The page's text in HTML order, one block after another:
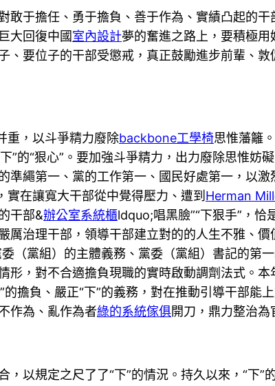
敢于擔任、勇于擔負、善于作為、實績凸起的
大回復中國室內設計夢的奮進之路上，要積極
、要位子的干部受懲戒，真正鼓勵進步前輩、
重，以斗爭精力廢除backbone工學椅思惟藩籬
”的“狠心”。要加強斗爭精力，出力廢除思惟
準繩第一、黨的工作第一、國民好處第一，以
實在讓寬大干部從中覺得壓力、遭到 Herman
干部&辦公室系統櫃ldquo;唱黑臉”“下狠手”，
厲治理干部，領導干部建立對的的人生不雅、
（黨組）的主體義務、黨委（黨組）書記的第
形，對不合適擔負現職的實時啟動調劑法式。
的擔負、嚴正“下”的義務，對在推動引導干部能
作為、亂作為者綠的系統傢俱開刀，鼎力整治
，以規定之尺了了“下”的情況。持久以來，“下